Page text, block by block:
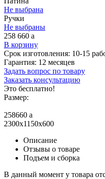
Не выбрана
Ручки
Не выбраны
258 660 a
В корзину
Срок изготовления: 10-15
Гарантия: 12 месяцев
Задать вопрос по товару
Заказать консультацию
Это бесплатно!
Размер:
258660 a
2300x1150x600
Описание
Отзывы о товаре
Подъем и сборка
В данный момент у товара